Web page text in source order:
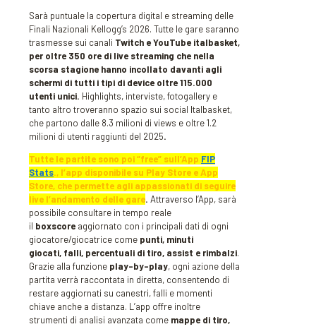
Sarà puntuale la copertura digital e streaming delle
Finali Nazionali Kellogg’s 2026. Tutte le gare saranno
trasmesse sui canali Twitch e YouTube italbasket,
per oltre 350 ore di live streaming che nella
scorsa stagione hanno incollato davanti agli
schermi di tutti i tipi di device oltre 115.000
utenti unici. Highlights, interviste, fotogallery e
tanto altro troveranno spazio sui social Italbasket,
che partono dalle 8.3 milioni di views e oltre 1.2
milioni di utenti raggiunti del 2025.
Tutte le partite sono poi “free” sull’App FIP
Stats., l’app disponibile su Play Store e App
Store, che permette agli appassionati di seguire
live l’andamento delle gare. Attraverso l’App, sarà
possibile consultare in tempo reale
il boxscore aggiornato con i principali dati di ogni
giocatore/giocatrice come punti, minuti
giocati, falli, percentuali di tiro, assist e rimbalzi.
Grazie alla funzione play-by-play, ogni azione della
partita verrà raccontata in diretta, consentendo di
restare aggiornati su canestri, falli e momenti
chiave anche a distanza. L’app offre inoltre
strumenti di analisi avanzata come mappe di tiro,